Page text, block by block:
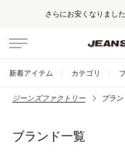
さらにお安くなりまし
新着アイテム カテゴリ
ジーンズファクトリー ブラ
ブランド一覧